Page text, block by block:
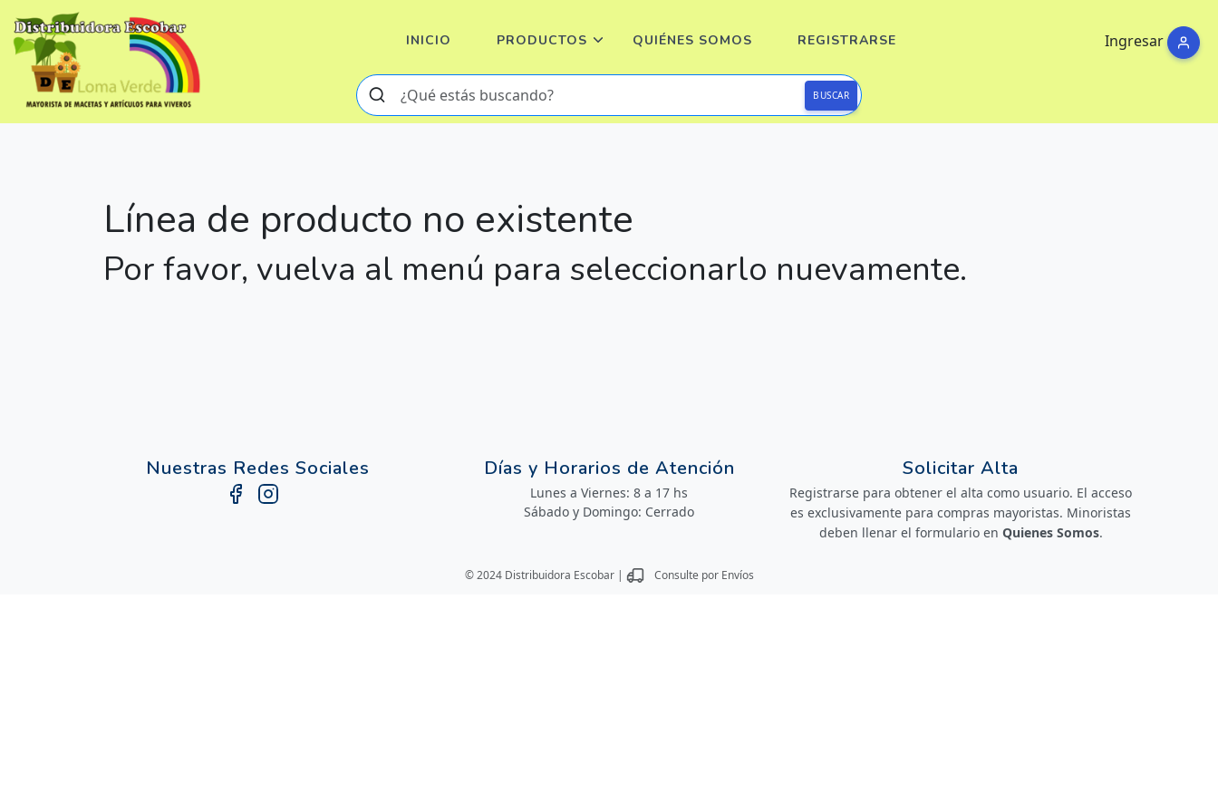
Ingresar
INICIO PRODUCTOS QUIÉNES SOMOS REGISTRARSE
BUSCAR
Línea de producto no existente
Por favor, vuelva al menú para seleccionarlo nuevamente.
Nuestras Redes Sociales Días y Horarios de Atención
Lunes a Viernes: 8 a 17 hs
Sábado y Domingo: Cerrado
Solicitar Alta
Registrarse para obtener el alta como usuario. El acceso
es exclusivamente para compras mayoristas. Minoristas
deben llenar el formulario en Quienes Somos.
© 2024 Distribuidora Escobar | Consulte por Envíos